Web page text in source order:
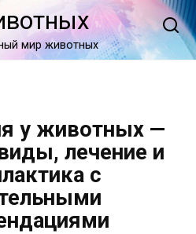
мир животных
у животных —
лечение и
с